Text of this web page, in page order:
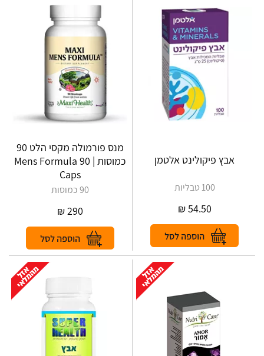
אבץ פיקולינט אלטמן
100 טבליות
54.50
₪
מנס פורמולה מקסי הלט 90
כמוסות | Mens Formula 90
Caps
90 כמוסות
290
₪